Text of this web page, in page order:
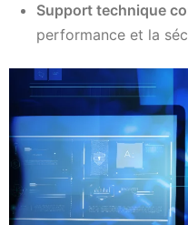
Support technique
performance et la